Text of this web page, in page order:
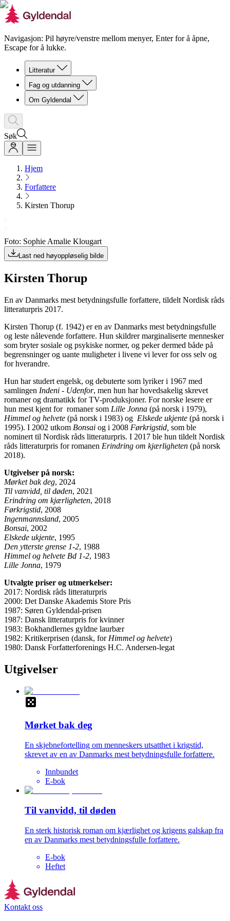
Navigasjon: Pil høyre/venstre mellom menyer, Enter for å åpne,
Escape for å lukke.
Litteratur
Fag og utdanning
Om Gyldendal
Søk
Hjem
Forfattere
Kirsten Thorup
Foto: Sophie Amalie Klougart
Last ned høyoppløselig bilde
Kirsten Thorup
En av Danmarks mest betydningsfulle forfattere, tildelt Nordisk råds
litteraturpris 2017.
Kirsten Thorup (f. 1942) er en av Danmarks mest betydningsfulle
og leste nålevende forfattere. Hun skildrer marginaliserte mennesker
som bryter sosiale og psykiske normer, og peker dermed både på
begrensninger og uante muligheter i livene vi lever for oss selv og
for hverandre.
Hun har studert engelsk, og debuterte som lyriker i 1967 med
samlingen Indeni - Udenfor, men hun har hovedsakelig skrevet
romaner og dramatikk for TV-produksjoner. For norske lesere er
hun mest kjent for romaner som Lille Jonna (på norsk i 1979),
Himmel og helvete (på norsk i 1983) og Elskede ukjente (på norsk i
1995). I 2002 utkom Bonsai og i 2008 Førkrigstid, som ble
nominert til Nordisk råds litteraturpris. I 2017 ble hun tildelt Nordisk
råds litteraturpris for romanen Erindring om kjærligheten (på norsk
2018).
Utgivelser på norsk:
Mørket bak deg, 2024
Til vanvidd, til døden, 2021
Erindring om kjærligheten, 2018
Førkrigstid, 2008
Ingenmannsland, 2005
Bonsai, 2002
Elskede ukjente, 1995
Den ytterste grense 1-2, 1988
Himmel og helvete Bd 1-2, 1983
Lille Jonna, 1979
Utvalgte priser og utmerkelser:
2017: Nordisk råds litteraturpris
2000: Det Danske Akademis Store Pris
1987: Søren Gyldendal-prisen
1987: Dansk litteraturpris for kvinner
1983: Bokhandlernes gyldne laurbær
1982: Kritikerprisen (dansk, for Himmel og helvete)
1980: Dansk Forfatterforenings H.C. Andersen-legat
Utgivelser
Mørket bak deg
En skjebnefortelling om menneskers utsatthet i krigstid,
skrevet av en av Danmarks mest betydningsfulle forfattere.
Innbundet
E-bok
Til vanvidd, til døden
En sterk historisk roman om kjærlighet og krigens galskap fra
en av Danmarks mest betydningsfulle forfattere.
E-bok
Heftet
Kontakt oss